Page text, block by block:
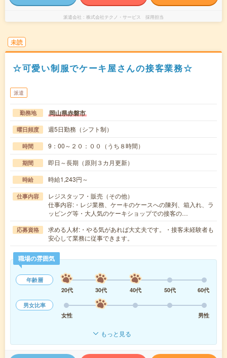
派遣会社 株式会社テクノ・サービス 採用担当
未読
☆可愛い制服でケーキ屋さんの接客業務☆
派遣
勤務地 岡山県赤磐市
曜日頻度 週5日勤務（シフト制）
時間 9：00～２０：００（うち８時間）
期間 即日～長期（原則３カ月更新）
時給 時給1,243円～
仕事内容
レジスタッフ・販売（その他）
仕事内容:・レジ業務、ケーキのケースへの陳列、箱入れ、ラ
ッピング等・大人気のケーキショップでの接客の…
応募資格
求める人材:・やる気があれば大丈夫です。・接客未経験者も
安心して業務に従事できます。
職場の雰囲気
年齢層
20代
30代 40代 50代
60代
男女比率
女性
男性
もっと見る